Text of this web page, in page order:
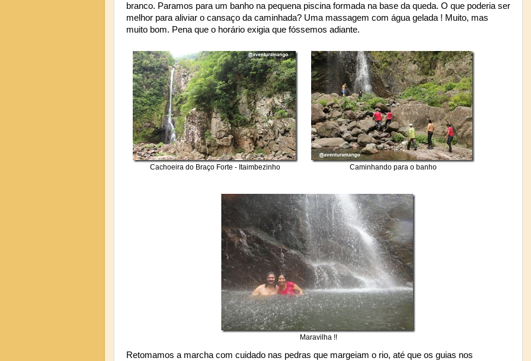
branco. Paramos para um banho na pequena piscina formada na base da queda. O que poderia ser
melhor para aliviar o cansaço da caminhada? Uma massagem com água gelada ! Muito, mas
muito bom. Pena que o horário exigia que fóssemos adiante.
Cachoeira do Braço Forte - Itaimbezinho Caminhando para o banho
Maravilha !!
Retomamos a marcha com cuidado nas pedras que margeiam o rio, até que os guias nos